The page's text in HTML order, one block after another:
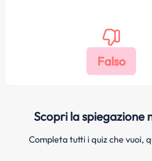
Scopri la spiegazione
Completa tutti i quiz che vuoi,